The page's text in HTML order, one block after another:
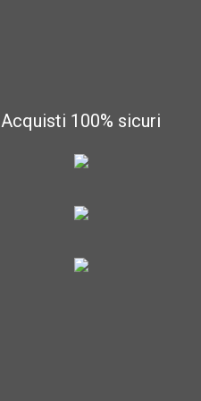
Acquisti 100% sicuri